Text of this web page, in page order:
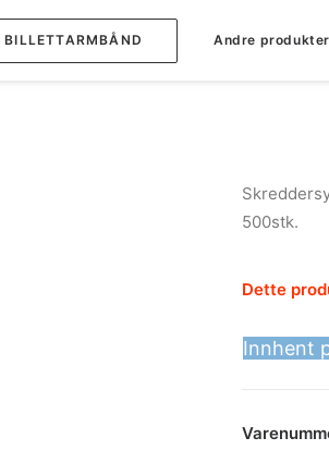
BILLETTARMBÅND Andre produkter
500stk.
Dette
Innhent